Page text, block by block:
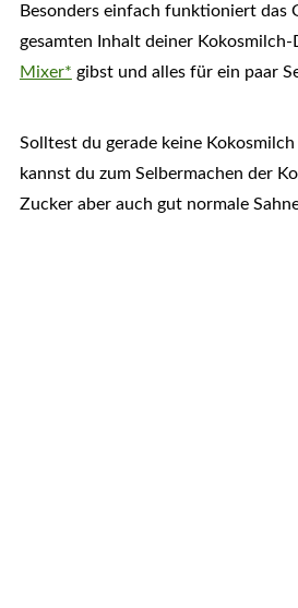
Besonders einfach funktioniert das
gesamten Inhalt deiner Kokosmilch-
Mixer* gibst und alles für ein paar
Solltest du gerade keine
kannst du zum Selbermachen der
Zucker aber auch gut normale